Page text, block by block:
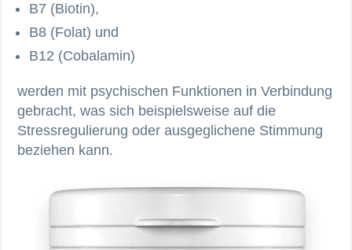
B7 (Biotin),
B8 (Folat) und
B12 (Cobalamin)
werden mit psychischen Funktionen in Verbindung
gebracht, was sich beispielsweise auf die
Stressregulierung oder ausgeglichene Stimmung
beziehen kann.